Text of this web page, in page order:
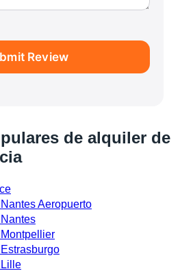
Review
de alquiler de
Aeropuerto